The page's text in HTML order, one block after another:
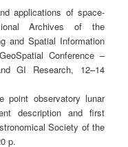
applications of space-
Archives of the
and Spatial Information
Conference –
GI Research, 12–14
point observatory lunar
description and first
Society of the
p.